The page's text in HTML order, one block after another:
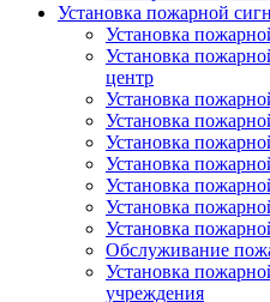
Установка пожарной
Установка
Установка
центр
Установка
Установка
Установка
Установка
Установка
Установка
Установка
Обслуживание
Установка
учреждения